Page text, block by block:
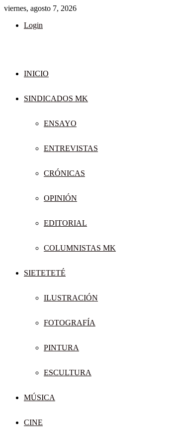
viernes, agosto 7, 2026
Login
INICIO
SINDICADOS MK
ENSAYO
ENTREVISTAS
CRÓNICAS
OPINIÓN
EDITORIAL
COLUMNISTAS MK
SIETETETÉ
ILUSTRACIÓN
FOTOGRAFÍA
PINTURA
ESCULTURA
MÚSICA
CINE